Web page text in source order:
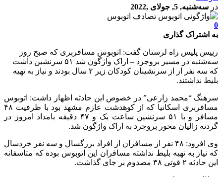
در سه‌شنبه, 5, جولای ,2022
0
به اشتراک گذاری
رییس پلیس راه لرستان گفت: اتوبوس مسافربری که صبح روز
سه‌شنبه در مسیر بروجرد – اراک واژگون شد ۵۱ سرنشین داشت
که سه نفر از از سرنشینان کودکان زیر ۲ سال بودند و نیاز به تهیه
بلیط نداشتند.
سرهنگ “محمد زارعی” در خصوص این حادثه اظهار داشت: اتوبوس
مسافربری اسکانیا که از کوهدشت عازم مشهد بود با ظرفیت ۴۸
مسافر و با ۵۱ سرنشین ساعت یک و ۴۷ دقیقه بامداد امروز در
گردنه زالیان محور بروجرد به اراک واژگون شد.
وی افزود: ۴۸ نفر از مسافران از افراد بزرگسال و سه نفر خردسال
که نیاز به تهیه بلیط نداشته مسافران این اتوبوس بوده که متاسفانه
این حادثه ۲ فوتی ۳۸ مصدوم بر جای گذاشت.